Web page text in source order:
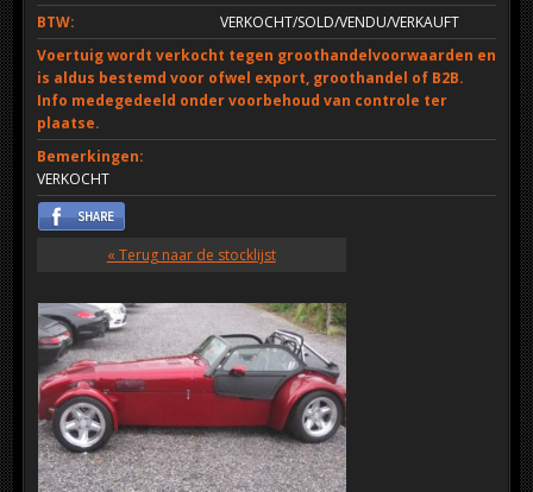
BTW:
VERKOCHT/SOLD/VENDU/VERKAUFT
Voertuig wordt verkocht tegen groothandelvoorwaarden en
is aldus bestemd voor ofwel export, groothandel of B2B.
Info medegedeeld onder voorbehoud van controle ter
plaatse.
Bemerkingen:
VERKOCHT
« Terug naar de stocklijst